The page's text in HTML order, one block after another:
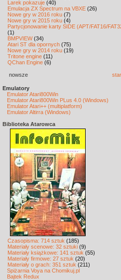
Larek pokazuje (40)
Emulacja ZX Spectrum na VBXE (26)
Nowe gry w 2016 roku (7)
Nowe gry w 2015 roku (4)
Partycjonowanie karty SIDE (APT/FAT16/
(1)
BMPVIEW(34)
Atari ST dla opornych (75)
Nowe gry w 2014 roku (19)
Tritone engine (11)
QChan Engine (6)
nowsze
Emulatory
Emulator Atari800Win
Emulator Atari800Win PLus 4.0 (Windows)
Emulator Atari++ (multiplatform)
Emulator Altirra (Windows)
Biblioteka Atarowca
Czasopisma: 714 sztuk (185)
Materiały scenowe: 32 sztuki (9)
Materiały książkowe: 141 sztuk (55)
Materiały firmowe: 27 sztuk (20)
Materiały o grach: 351 sztuk (211)
Spiżarnia Voya na Chomikuj.pl
Bajtek Redux